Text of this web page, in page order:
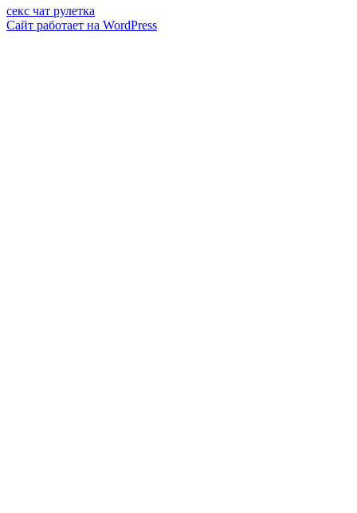
секс чат рулетка
Сайт работает на WordPress